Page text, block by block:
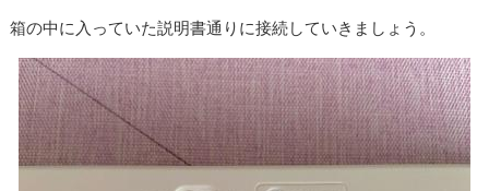
箱の中に入っていた説明書通りに接続していきましょう。